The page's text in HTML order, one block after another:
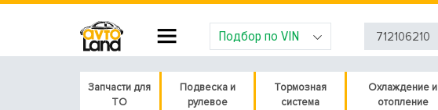
Подбор по VIN
Запчасти для
ТО
Подвеска и
рулевое
Тормозная
система
Охлаждение и
отопление